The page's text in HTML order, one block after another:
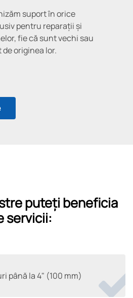
suport în orice
pentru reparații și
fie că sunt vechi sau
originea lor.
puteți beneficia
servicii:
până la 4" (100 mm)